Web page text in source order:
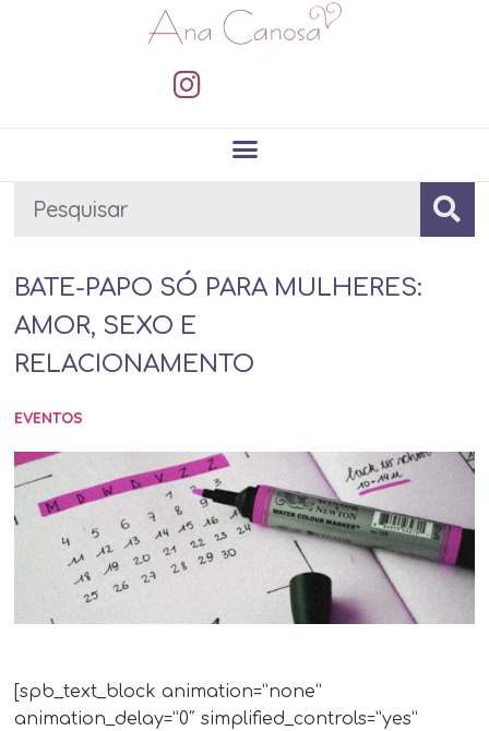
BATE-PAPO SÓ PARA MULHERES:
AMOR, SEXO E
RELACIONAMENTO
EVENTOS
[spb_text_block animation=”none”
animation_delay=”0″ simplified_controls=”yes”